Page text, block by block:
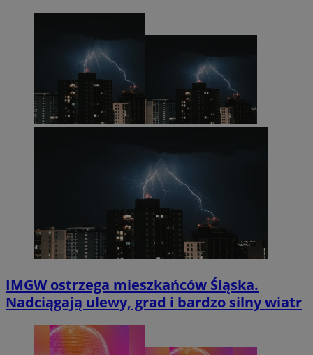
IMGW ostrzega mieszkańców Śląska.
Nadciągają ulewy, grad i bardzo silny wiatr